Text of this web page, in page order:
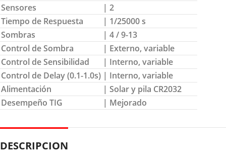
Sensores
| 2
Tiempo de Respuesta
| 1/25000 s
Sombras
| 4 / 9-13
Control de Sombra
| Externo, variable
Control de Sensibilidad
| Interno, variable
Control de Delay (0.1-1.0s) | Interno, variable
Alimentación
| Solar y pila CR2032
Desempeño TIG
| Mejorado
DESCRIPCION